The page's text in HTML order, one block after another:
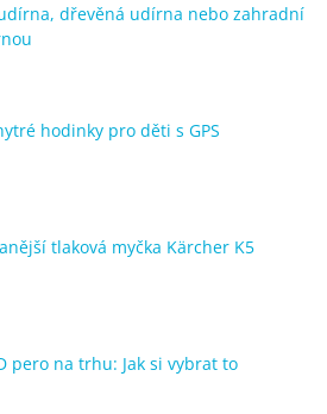
dřevěná udírna nebo zahradní
hodinky pro děti s GPS
tlaková myčka Kärcher K5
pero na trhu: Jak si vybrat to